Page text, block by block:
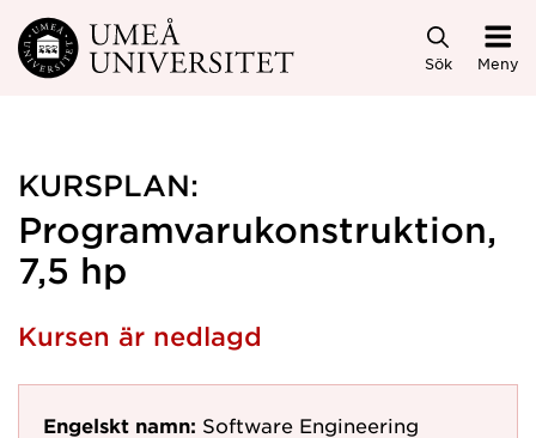
Hoppa direkt till innehållet
Sök Meny
KURSPLAN:
Programvarukonstruktion,
7,5 hp
Kursen är nedlagd
Engelskt namn: Software Engineering